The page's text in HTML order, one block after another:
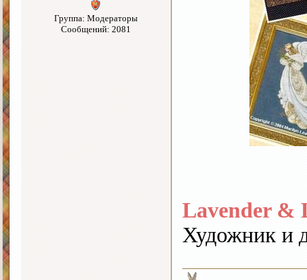
Группа: Модераторы
Сообщений: 2081
Lavender &
Художник и